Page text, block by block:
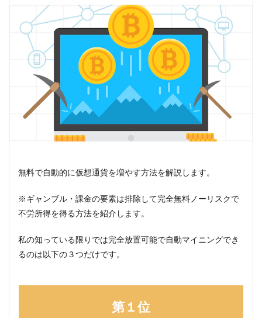
無料で自動的に仮想通貨を増やす方法を解説します。
※ギャンブル・課金の要素は排除して完全無料ノーリスクで
不労所得を得る方法を紹介します。
私の知っている限りでは完全放置可能で自動マイニングでき
るのは以下の３つだけです。
第１位